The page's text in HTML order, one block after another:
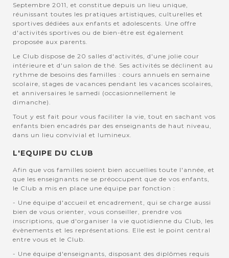
Septembre 2011, et constitue depuis un lieu unique,
réunissant toutes les pratiques artistiques, culturelles et
sportives dédiées aux enfants et adolescents. Une offre
d'activités sportives ou de bien-être est également
proposée aux parents.
Le Club dispose de 20 salles d'activités, d'une jolie cour
intérieure et d'un salon de thé. Ses activités se déclinent au
rythme de besoins des familles : cours annuels en semaine
scolaire, stages de vacances pendant les vacances scolaires,
et anniversaires le samedi (occasionnellement le
dimanche).
Tout y est fait pour vous faciliter la vie, tout en sachant vos
enfants bien encadrés par des enseignants de haut niveau,
dans un lieu convivial et lumineux.
L'EQUIPE DU CLUB
Afin que vos familles soient bien accuellies toute l'année, et
que les enseignants ne se préoccupent que de vos enfants,
le Club a mis en place une équipe par fonction :
- Une équipe d'accueil et encadrement, qui se charge aussi
bien de vous orienter, vous conseiller, prendre vos
inscriptions, que d'organiser la vie quotidienne du Club, les
évènements et les représentations. Elle est le point central
entre vous et le Club.
- Une équipe d'enseignants, disposant des diplômes requis